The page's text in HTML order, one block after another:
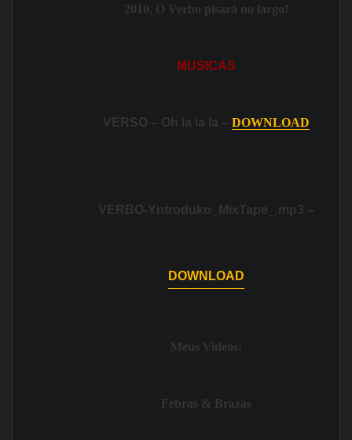
2010, O Verbo pisará no largo!
MUSICAS
VERSO – Oh la la la – DOWNLOAD
VERBO-Yntroduko_MixTape_.mp3 –
DOWNLOAD
Meus Videos:
Febras & Brazas